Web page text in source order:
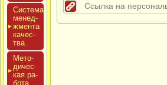
Сис­те­ма
ме­нед­
жмен­та
ка­чес­
тва
Мето­
дичес­
кая ра­
бота
Ссылка на